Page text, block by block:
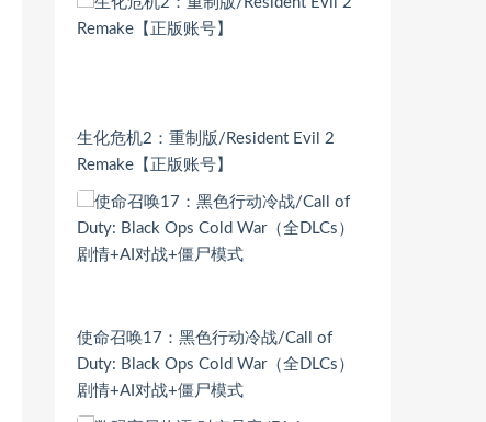
生化危机2：重制版/Resident Evil 2
Remake【正版账号】
使命召唤17：黑色行动冷战/Call of
Duty: Black Ops Cold War（全DLCs）
剧情+AI对战+僵尸模式